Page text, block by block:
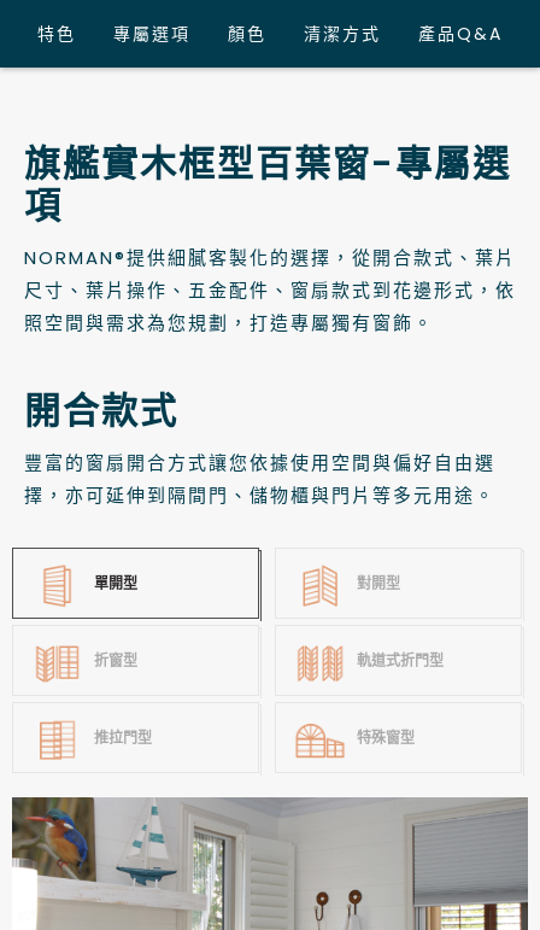
特色 專屬選項 顏色 清潔方式 產品Q&A
旗艦實木框型百葉窗-專屬選
項
NORMAN®提供細膩客製化的選擇，從開合款式、葉片
尺寸、葉片操作、五金配件、窗扇款式到花邊形式，依
照空間與需求為您規劃，打造專屬獨有窗飾。
開合款式
豐富的窗扇開合方式讓您依據使用空間與偏好自由選
擇，亦可延伸到隔間門、儲物櫃與門片等多元用途。
單開型 對開型
折窗型 軌道式折門型
推拉門型 特殊窗型